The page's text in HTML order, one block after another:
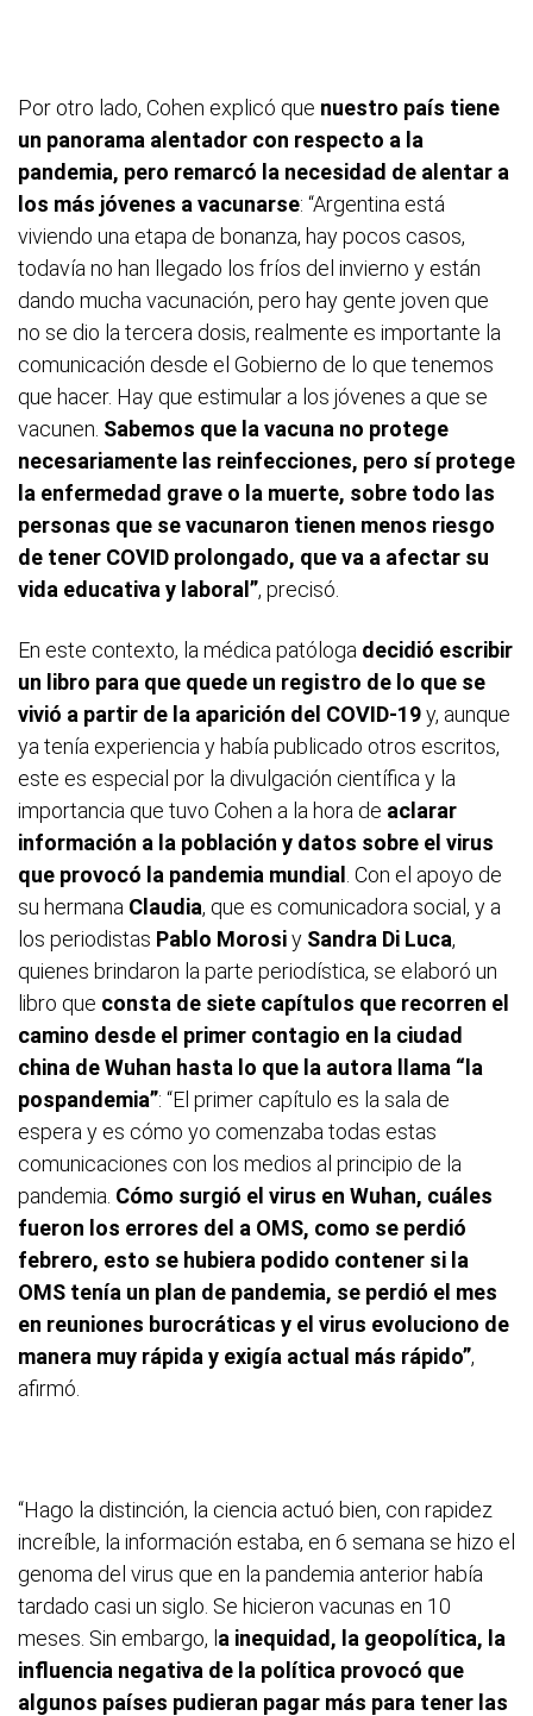
Por otro lado, Cohen explicó que nuestro país tiene
un panorama alentador con respecto a la
pandemia, pero remarcó la necesidad de alentar a
los más jóvenes a vacunarse: “Argentina está
viviendo una etapa de bonanza, hay pocos casos,
todavía no han llegado los fríos del invierno y están
dando mucha vacunación, pero hay gente joven que
no se dio la tercera dosis, realmente es importante la
comunicación desde el Gobierno de lo que tenemos
que hacer. Hay que estimular a los jóvenes a que se
vacunen. Sabemos que la vacuna no protege
necesariamente las reinfecciones, pero sí protege
la enfermedad grave o la muerte, sobre todo las
personas que se vacunaron tienen menos riesgo
de tener COVID prolongado, que va a afectar su
vida educativa y laboral”, precisó.
En este contexto, la médica patóloga decidió escribir
un libro para que quede un registro de lo que se
vivió a partir de la aparición del COVID-19y, aunque
ya tenía experiencia y había publicado otros escritos,
este es especial por la divulgación científica y la
importancia que tuvo Cohen a la hora de aclarar
información a la población y datos sobre el virus
que provocó la pandemia mundial
. Con el apoyo de
su hermana Claudia, que es comunicadora social, y a
los periodistas Pablo Morosiy Sandra Di Luca,
quienes brindaron la parte periodística, se elaboró un
libro que consta de siete capítulos que recorren el
camino desde el primer contagio en la ciudad
china de Wuhan hasta lo que la autora llama “la
pospandemia”: “El primer capítulo es la sala de
espera y es cómo yo comenzaba todas estas
comunicaciones con los medios al principio de la
pandemia. Cómo surgió el virus en Wuhan, cuáles
fueron los errores del a OMS, como se perdió
febrero, esto se hubiera podido contener si la
OMS tenía un plan de pandemia, se perdió el mes
en reuniones burocráticas y el virus evoluciono de
manera muy rápida y exigía actual más rápido”,
afirmó.
“Hago la distinción, la ciencia actuó bien, con rapidez
increíble, la información estaba, en 6 semana se hizo el
genoma del virus que en la pandemia anterior había
tardado casi un siglo. Se hicieron vacunas en 10
meses. Sin embargo, l a inequidad, la geopolítica, la
influencia negativa de la política provocó que
algunos países pudieran pagar más para tener las